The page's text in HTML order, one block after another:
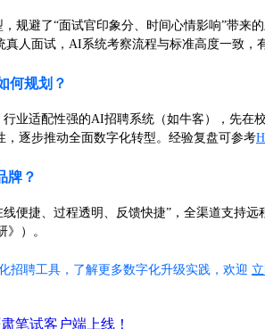
规避了“面试官印象分、时间心情影响”带
人面试，AI系统考察流程与标准高度一致，
何规划？
适配性强的AI招聘系统（如牛客），先在
逐步推动全面数字化转型。经验复盘可参考
牌？
便捷、过程透明、反馈快捷”，全渠道支持
》）。
招聘工具，了解更多数字化升级实践，欢迎
笔试客户端上线！